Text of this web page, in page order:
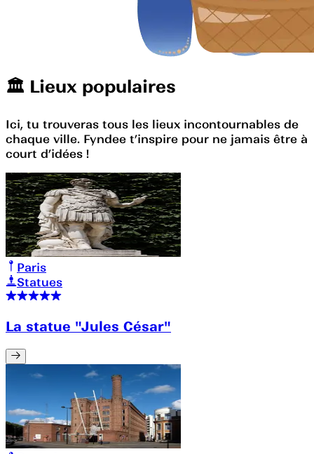
🏛️️ Lieux populaires
Ici, tu trouveras tous les lieux incontournables de
chaque ville. Fyndee t’inspire pour ne jamais être à
court d’idées !
Paris
Statues
La statue "Jules César"